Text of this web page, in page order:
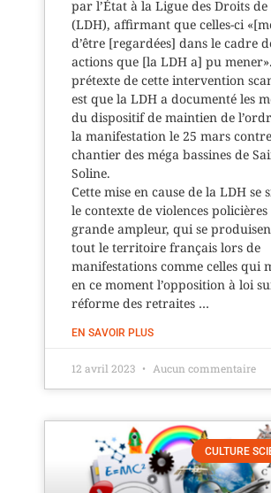
par l’État à la Ligue des Droits de
(LDH), affirmant que celles-ci
d’être [regardées] dans le cadre
actions que [la LDH a] pu
prétexte de cette intervention
est que la LDH a documenté les
du dispositif de maintien de
la manifestation le 25 mars
chantier des méga bassines de
Soline.
Cette mise en cause de la LDH se
le contexte de violences policières
grande ampleur, qui se
tout le territoire français lors de
manifestations comme celles qui
en ce moment l’opposition à loi
réforme des retraites …
EN SAVOIR PLUS
12 avril 2023 Aucun commentaire
CULTURE